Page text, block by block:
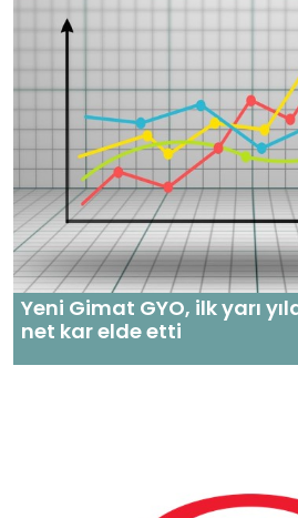
Yeni Gimat GYO, ilk yarı
net kar elde etti